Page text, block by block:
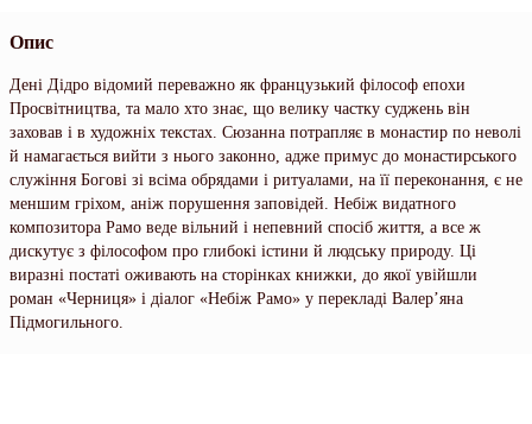
Опис
Дені Дідро відомий переважно як французький філософ епохи
Просвітництва, та мало хто знає, що велику частку суджень він
заховав і в художніх текстах. Сюзанна потрапляє в монастир по неволі
й намагається вийти з нього законно, адже примус до монастирського
служіння Богові зі всіма обрядами і ритуалами, на її переконання, є не
меншим гріхом, аніж порушення заповідей. Небіж видатного
композитора Рамо веде вільний і непевний спосіб життя, а все ж
дискутує з філософом про глибокі істини й людську природу. Ці
виразні постаті оживають на сторінках книжки, до якої увійшли
роман «Черниця» і діалог «Небіж Рамо» у перекладі Валер’яна
Підмогильного.